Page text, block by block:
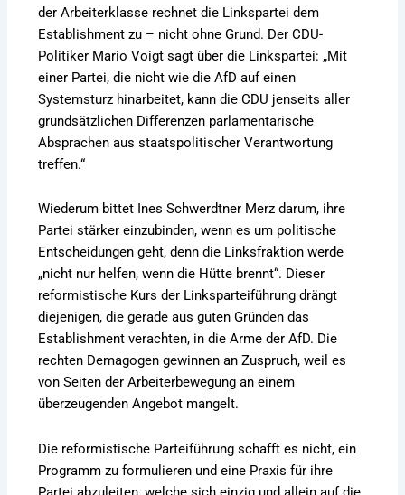
der Arbeiterklasse rechnet die Linkspartei dem
Establishment zu – nicht ohne Grund. Der CDU-
Politiker Mario Voigt sagt über die Linkspartei: „Mit
einer Partei, die nicht wie die AfD auf einen
Systemsturz hinarbeitet, kann die CDU jenseits aller
grundsätzlichen Differenzen parlamentarische
Absprachen aus staatspolitischer Verantwortung
treffen.“
Wiederum bittet Ines Schwerdtner Merz darum, ihre
Partei stärker einzubinden, wenn es um politische
Entscheidungen geht, denn die Linksfraktion werde
„nicht nur helfen, wenn die Hütte brennt“. Dieser
reformistische Kurs der Linksparteiführung drängt
diejenigen, die gerade aus guten Gründen das
Establishment verachten, in die Arme der AfD. Die
rechten Demagogen gewinnen an Zuspruch, weil es
von Seiten der Arbeiterbewegung an einem
überzeugenden Angebot mangelt.
Die reformistische Parteiführung schafft es nicht, ein
Programm zu formulieren und eine Praxis für ihre